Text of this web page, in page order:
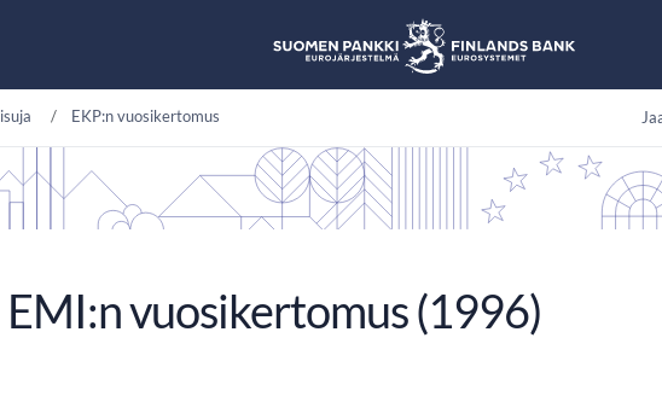
EKP:n vuosikertomus
EMI:n vuosikertomus (1996)